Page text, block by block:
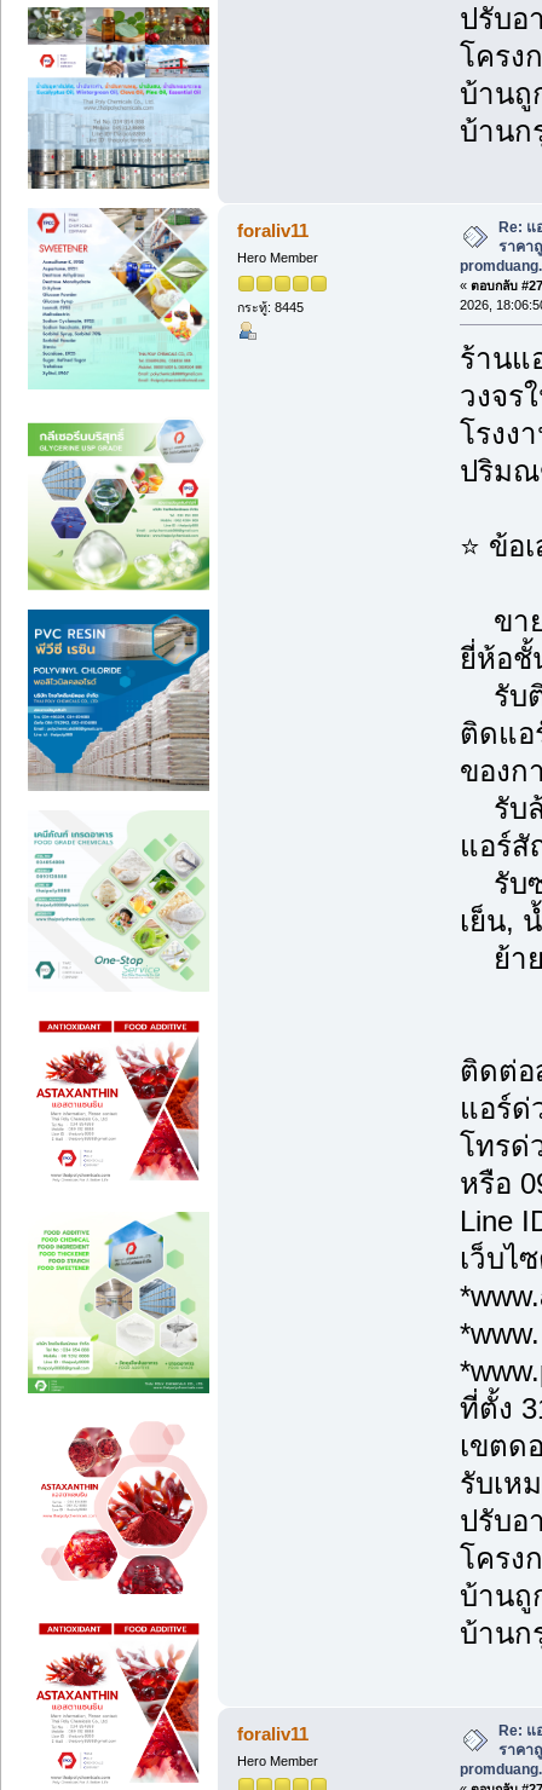
ปรับอ
โครง
บ้านถู
บ้านก
foraliv11
Hero Member
กระทู้: 8445
Re:
ราคา
« ตอบกลับ
2026,
ร้านแ
วงจร
โรงง
ปริม
⭐ ข้อ
ขาย
ยี่ห้อชั้
รับติ
ติดแอ
ของก
รับล้
แอร์สั
รับซ่
เย็น,
ย้าย
ติดต่อ
แอร์ด่
โทรด่
หรือ
Line
เว็บไ
ที่ตั้ง
เขตด
รับเห
ปรับอ
โครง
บ้านถู
บ้านก
foraliv11
Hero Member
Re: แ
ราคา